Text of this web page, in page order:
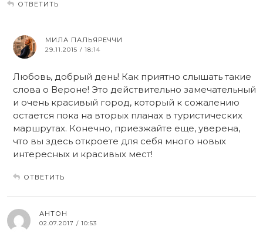
ОТВЕТИТЬ
МИЛА ПАЛЬЯРЕЧЧИ
29.11.2015 / 18:14
Любовь, добрый день! Как приятно слышать такие
слова о Вероне! Это действительно замечательный
и очень красивый город, который к сожалению
остается пока на вторых планах в туристических
маршрутах. Конечно, приезжайте еще, уверена,
что вы здесь откроете для себя много новых
интересных и красивых мест!
ОТВЕТИТЬ
АНТОН
02.07.2017 / 10:53